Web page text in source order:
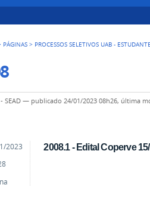
PÁGINAS > PROCESSOS SELETIVOS UAB -
SEAD — publicado 24/01/2023 08h26, última
2008.1 - Edital Coperve
2023